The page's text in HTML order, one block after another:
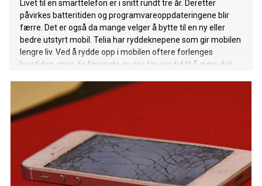
Livet til en smarttelefon er i snitt rundt tre år. Deretter
påvirkes batteritiden og programvareoppdateringene blir
færre. Det er også da mange velger å bytte til en ny eller
bedre utstyrt mobil. Telia har ryddeknepene som gir mobilen
lengre liv. Ved å rydde opp i mobilen oftere forlenges
levetiden, men de færreste av oss tar oss tid til å gjøre det.
lang tid. Her er Telias ti tips som gir mobilen din et nytt, bedre
og lengre liv: 1. Ta en helsekontroll Etter å ha brukt mobilen
flittig over lang tid er det flere grep som kan være
funksjoner kan du kontrollere hvordan din mobil har det.
Batteriet kan du for eksempel sjekke i telefonens
innstillinger – der kan du også se hvor mye av den interne
lagringen i telefonen som er brukt. 2. Godta oppdateringer